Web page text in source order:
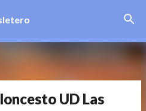
principal
UD Las